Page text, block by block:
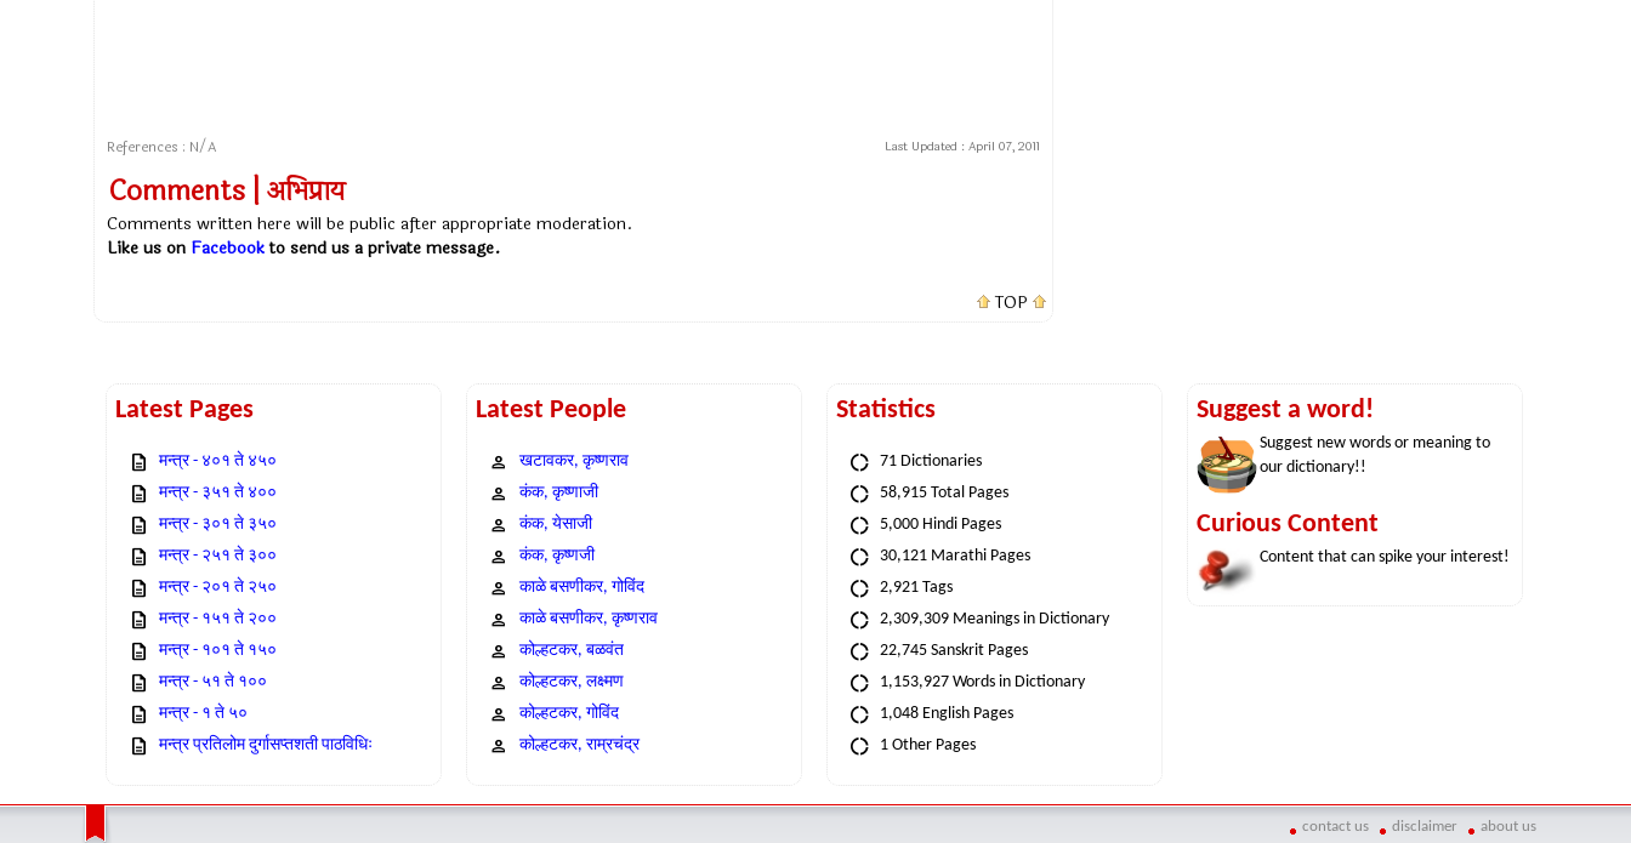
References : N/A Last Updated : April 07, 2011
Comments | अभिप्राय
Comments written here will be public after appropriate moderation.
Like us on Facebookto send us a private message.
TOP
Latest Pages
मन्त्र - ४०१ ते ४५०
मन्त्र - ३५१ ते ४००
मन्त्र - ३०१ ते ३५०
मन्त्र - २५१ ते ३००
मन्त्र - २०१ ते २५०
मन्त्र - १५१ ते २००
मन्त्र - १०१ ते १५०
मन्त्र - ५१ ते १००
मन्त्र - १ ते ५०
मन्त्र प्रतिलोम दुर्गासप्तशती पाठविधिः
Latest People
खटावकर, कृष्णराव
कंक, कृष्णाजी
कंक, येसाजी
कंक, कृष्णजी
काळे बसणीकर, गोविंद
काळे बसणीकर, कृष्णराव
कोल्हटकर, बळवंत
कोल्हटकर, लक्ष्मण
कोल्हटकर, गोविंद
कोल्हटकर, राम्रचंद्र
Statistics
71 Dictionaries
58,915 Total Pages
5,000 Hindi Pages
30,121 Marathi Pages
2,921 Tags
2,309,309 Meanings in Dictionary
22,745 Sanskrit Pages
1,153,927 Words in Dictionary
1,048 English Pages
1 Other Pages
Suggest a word!
Suggest new words or meaning to
our dictionary!!
Curious Content
Content that can spike your interest!
contact us disclaimer about us